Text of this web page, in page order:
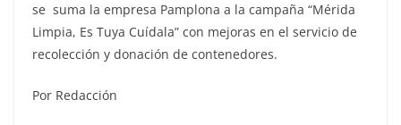
se suma la empresa Pamplona a la campaña “Mérida
Limpia, Es Tuya Cuídala” con mejoras en el servicio de
recolección y donación de contenedores.
Por Redacción